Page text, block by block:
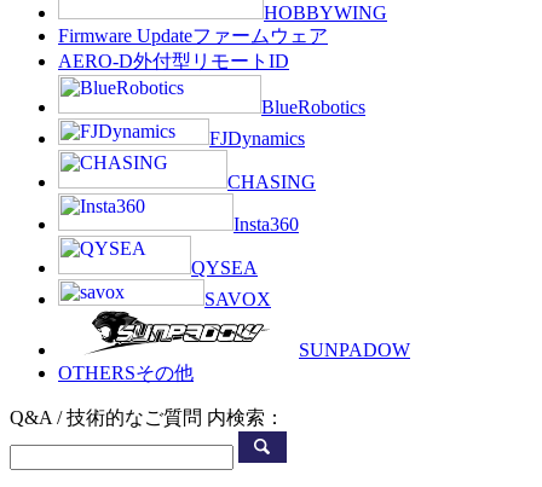
HOBBYWING
Firmware Updateファームウェア
AERO-D外付型リモートID
BlueRobotics
FJDynamics
CHASING
Insta360
QYSEA
SAVOX
SUNPADOW
OTHERSその他
Q&A / 技術的なご質問 内検索：